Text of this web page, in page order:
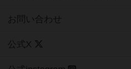
お問い合わせ
公式X